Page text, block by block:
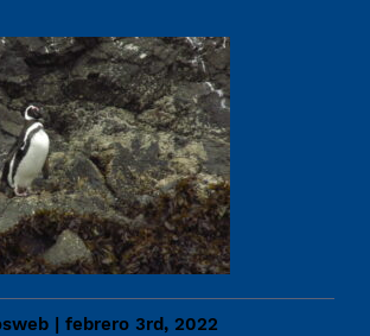
| febrero 3rd, 2022